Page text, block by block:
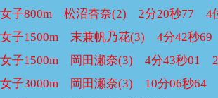
女子800m 松沼杏奈(2) 2分20秒77 4
女子1500m 末兼帆乃花(3) 4分42秒
女子1500m 岡田瀬奈(3) 4分43秒01 2
女子3000m 岡田瀬奈(3) 10分06秒64